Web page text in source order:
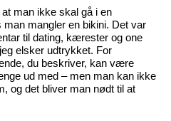
man ikke skal gå i en
man mangler en bikini. Det var
til dating, kærester og one
elsker udtrykket. For
du beskriver, kan være
ud med – men man kan ikke
og det bliver man nødt til at